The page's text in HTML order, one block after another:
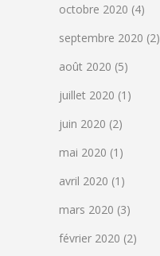
octobre 2020 (4)
septembre 2020 (2)
août 2020 (5)
juillet 2020 (1)
juin 2020 (2)
mai 2020 (1)
avril 2020 (1)
mars 2020 (3)
février 2020 (2)